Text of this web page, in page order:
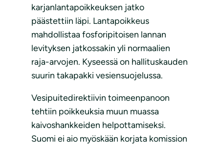
karjanlantapoikkeuksen jatko
päästettiin läpi. Lantapoikkeus
mahdollistaa fosforipitoisen lannan
levityksen jatkossakin yli normaalien
raja-arvojen. Kyseessä on hallituskauden
suurin takapakki vesiensuojelussa.
Vesipuitedirektiivin toimeenpanoon
tehtiin poikkeuksia muun muassa
kaivoshankkeiden helpottamiseksi.
Suomi ei aio myöskään korjata komission